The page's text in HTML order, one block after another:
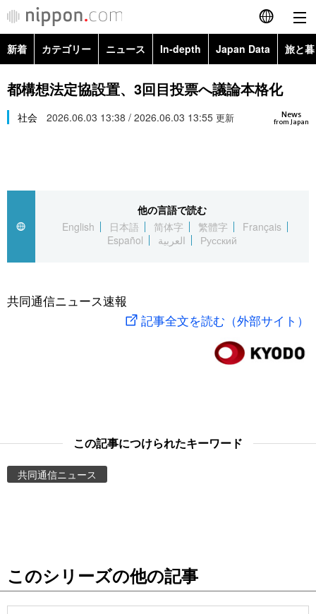
English
简体字
繁體字
العربية
社会
旅と暮らし
東京
新着 カテゴリー ニュース In-depth Japan Data 旅と
政治・外交
経済・ビジネス
社会
文化
科学・技術
暮らし
Topics
Images
お知らせ
都構想法定協設置、3回目投票へ議論本格化
News
from Japan
社会 2026.06.03 13:38 / 2026.06.03 13:55 更新
他の言語で読む
English
日本語 简体字 繁體字
Français
Español
العربية Русский
共同通信ニュース速報
記事全文を読む（外部サイト）
この記事につけられたキーワード
共同通信ニュース
このシリーズの他の記事